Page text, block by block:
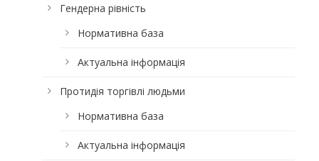
Гендерна рівність
Нормативна база
Актуальна інформація
Протидія торгівлі людьми
Нормативна база
Актуальна інформація